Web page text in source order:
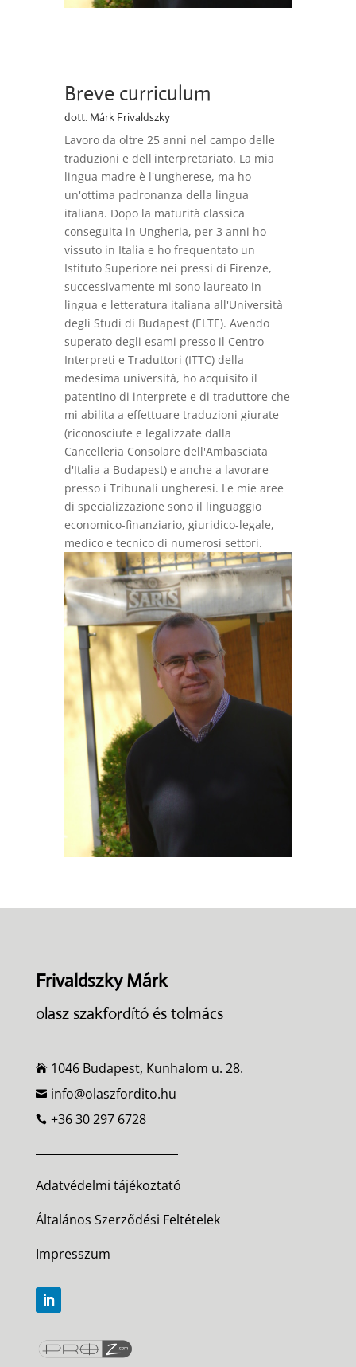
Breve curriculum
dott. Márk Frivaldszky
Lavoro da oltre 25 anni nel campo delle
traduzioni e dell'interpretariato. La mia
lingua madre è l'ungherese, ma ho
un'ottima padronanza della lingua
italiana. Dopo la maturità classica
conseguita in Ungheria, per 3 anni ho
vissuto in Italia e ho frequentato un
Istituto Superiore nei pressi di Firenze,
successivamente mi sono laureato in
lingua e letteratura italiana all'Università
degli Studi di Budapest (ELTE). Avendo
superato degli esami presso il Centro
Interpreti e Traduttori (ITTC) della
medesima università, ho acquisito il
patentino di interprete e di traduttore che
mi abilita a effettuare traduzioni giurate
(riconosciute e legalizzate dalla
Cancelleria Consolare dell'Ambasciata
d'Italia a Budapest) e anche a lavorare
presso i Tribunali ungheresi. Le mie aree
di specializzazione sono il linguaggio
economico-finanziario, giuridico-legale,
medico e tecnico di numerosi settori.
Frivaldszky Márk
olasz szakfordító és tolmács
 1046 Budapest, Kunhalom u. 28.
 info@olaszfordito.hu
 +36 30 297 6728
Adatvédelmi tájékoztató
Általános Szerződési Feltételek
Impresszum